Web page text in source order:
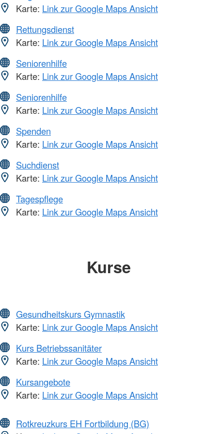
Karte: Link zur Google Maps Ansicht
Rettungsdienst
Karte: Link zur Google Maps Ansicht
Seniorenhilfe
Karte: Link zur Google Maps Ansicht
Seniorenhilfe
Karte: Link zur Google Maps Ansicht
Spenden
Karte: Link zur Google Maps Ansicht
Suchdienst
Karte: Link zur Google Maps Ansicht
Tagespflege
Karte: Link zur Google Maps Ansicht
Kurse
Gesundheitskurs Gymnastik
Karte: Link zur Google Maps Ansicht
Kurs Betriebssanitäter
Karte: Link zur Google Maps Ansicht
Kursangebote
Karte: Link zur Google Maps Ansicht
Rotkreuzkurs EH Fortbildung (BG)